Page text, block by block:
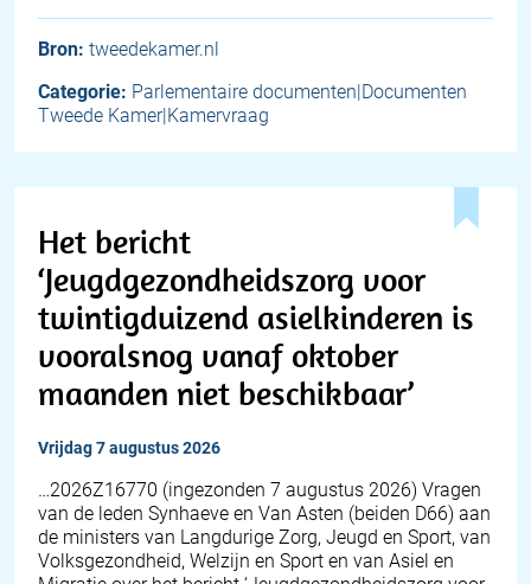
Bron: tweedekamer.nl
Categorie: Parlementaire documenten|Documenten
Tweede Kamer|Kamervraag
Het bericht
‘Jeugdgezondheidszorg voor
twintigduizend asielkinderen is
vooralsnog vanaf oktober
maanden niet beschikbaar’
vrijdag 7 augustus 2026
… 2026Z16770 (ingezonden 7 augustus 2026) Vragen
van de leden Synhaeve en Van Asten (beiden D66) aan
de ministers van Langdurige Zorg, Jeugd en Sport, van
Volksgezondheid, Welzijn en Sport en van Asiel en